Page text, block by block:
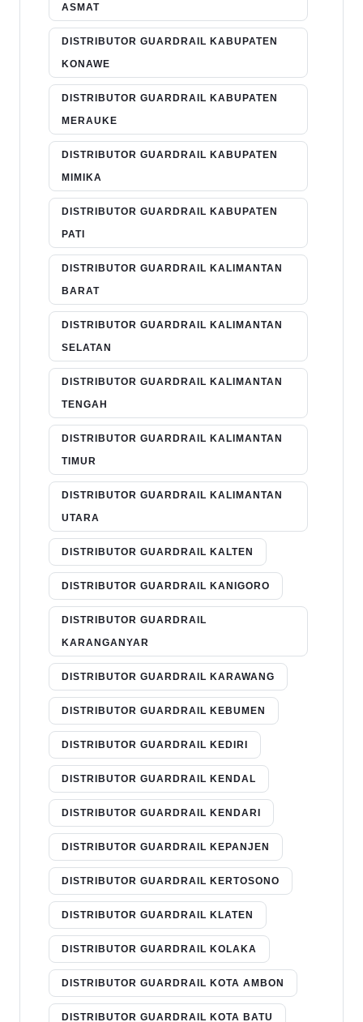
ASMAT
DISTRIBUTOR GUARDRAIL KABUPATEN
KONAWE
DISTRIBUTOR GUARDRAIL KABUPATEN
MERAUKE
DISTRIBUTOR GUARDRAIL KABUPATEN
MIMIKA
DISTRIBUTOR GUARDRAIL KABUPATEN
PATI
DISTRIBUTOR GUARDRAIL KALIMANTAN
BARAT
DISTRIBUTOR GUARDRAIL KALIMANTAN
SELATAN
DISTRIBUTOR GUARDRAIL KALIMANTAN
TENGAH
DISTRIBUTOR GUARDRAIL KALIMANTAN
TIMUR
DISTRIBUTOR GUARDRAIL KALIMANTAN
UTARA
DISTRIBUTOR GUARDRAIL KALTEN
DISTRIBUTOR GUARDRAIL KANIGORO
DISTRIBUTOR GUARDRAIL
KARANGANYAR
DISTRIBUTOR GUARDRAIL KARAWANG
DISTRIBUTOR GUARDRAIL KEBUMEN
DISTRIBUTOR GUARDRAIL KEDIRI
DISTRIBUTOR GUARDRAIL KENDAL
DISTRIBUTOR GUARDRAIL KENDARI
DISTRIBUTOR GUARDRAIL KEPANJEN
DISTRIBUTOR GUARDRAIL KERTOSONO
DISTRIBUTOR GUARDRAIL KLATEN
DISTRIBUTOR GUARDRAIL KOLAKA
DISTRIBUTOR GUARDRAIL KOTA AMBON
DISTRIBUTOR GUARDRAIL KOTA BATU